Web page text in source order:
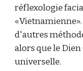
réflexologie
d'autres
alors que le
universelle.